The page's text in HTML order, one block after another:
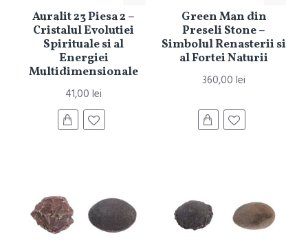
Auralit 23 Piesa 2 –
Cristalul Evolutiei
Spirituale si al
Energiei
Multidimensionale
41,00 lei
Green Man din
Preseli Stone –
Simbolul Renasterii si
al Fortei Naturii
360,00 lei